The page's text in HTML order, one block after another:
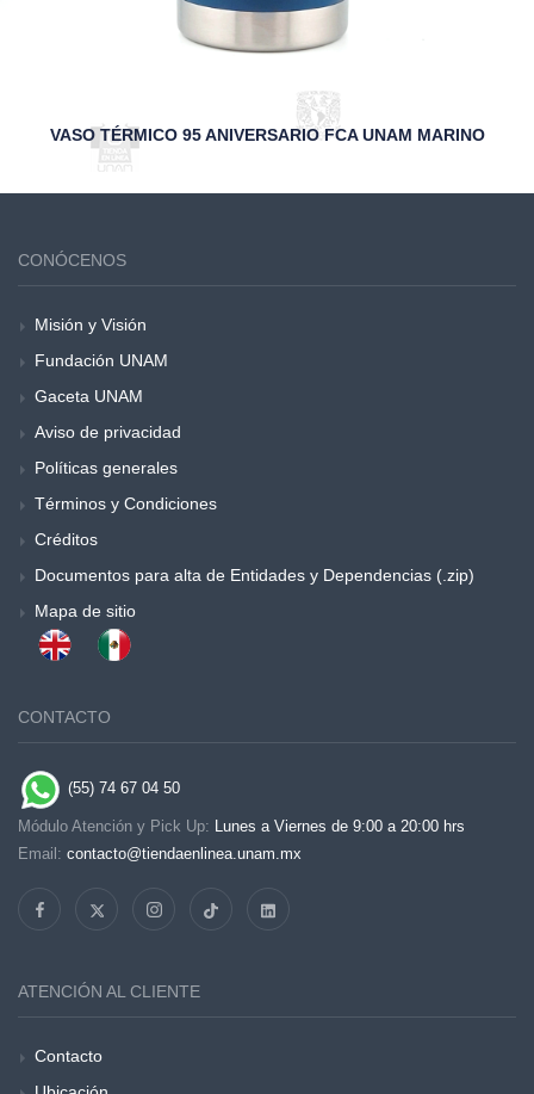
VASO TÉRMICO 95 ANIVERSARIO FCA UNAM MARINO
CONÓCENOS
Misión y Visión
Fundación UNAM
Gaceta UNAM
Aviso de privacidad
Políticas generales
Términos y Condiciones
Créditos
Documentos para alta de Entidades y Dependencias (.zip)
Mapa de sitio
CONTACTO
(55) 74 67 04 50
Módulo Atención y Pick Up: Lunes a Viernes de 9:00 a 20:00 hrs
Email: contacto@tiendaenlinea.unam.mx
ATENCIÓN AL CLIENTE
Contacto